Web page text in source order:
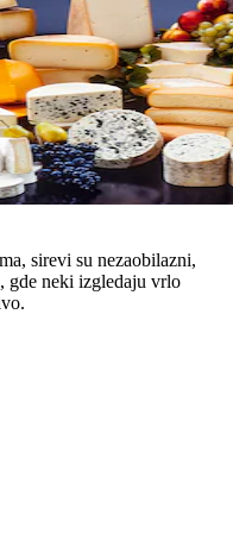
sirevi su nezaobilazni,
gde neki izgledaju vrlo